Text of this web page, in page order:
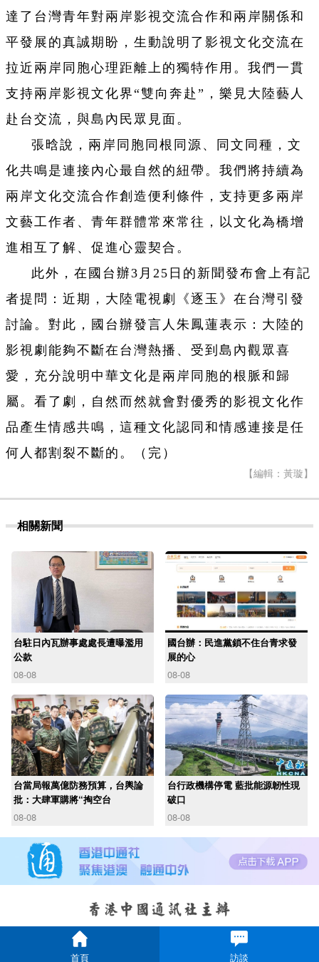
達了台灣青年對兩岸影視交流合作和兩岸關係和
平發展的真誠期盼，生動說明了影視文化交流在
拉近兩岸同胞心理距離上的獨特作用。我們一貫
支持兩岸影視文化界“雙向奔赴”，樂見大陸藝人
赴台交流，與島內民眾見面。
張晗說，兩岸同胞同根同源、同文同種，文
化共鳴是連接內心最自然的紐帶。我們將持續為
兩岸文化交流合作創造便利條件，支持更多兩岸
文藝工作者、青年群體常來常往，以文化為橋增
進相互了解、促進心靈契合。
此外，在國台辦3月25日的新聞發布會上有記
者提問：近期，大陸電視劇《逐玉》在台灣引發
討論。 對此，國台辦發言人朱鳳蓮表示：大陸的
影視劇能夠不斷在台灣熱播、受到島內觀眾喜
愛，充分說明中華文化是兩岸同胞的根脈和歸
屬。看了劇，自然而然就會對優秀的影視文化作
品產生情感共鳴，這種文化認同和情感連接是任
何人都割裂不斷的。（完）
【編輯：黃璇】
相關新聞
台駐日內瓦辦事處處長遭曝濫用
公款
08-08
國台辦：民進黨鎖不住台青求發
展的心
08-08
台當局報萬億防務預算，台輿論
批：大肆軍購將“掏空台
08-08
台行政機構停電 藍批能源韌性現
破口
08-08
首頁 訪談